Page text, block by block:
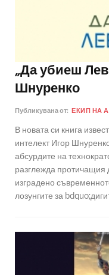
„Да убиеш
Шнуренко
Публикувана от: ЕКИП НА
В новата си книга
интелект Игор
абсурдите на
разглежда протичащия
изградено
лозунгите за